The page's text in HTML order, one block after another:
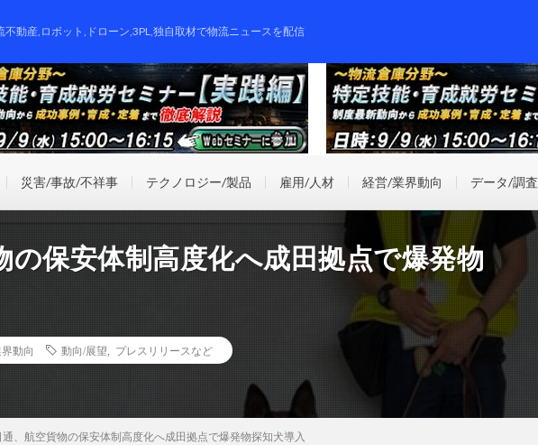
不動産,ロボット,ドローン,3PL,独自取材で物流ニュースを配信
災害/事故/不祥事 テクノロジー/製品 雇用/人材 経営/業界動向 データ/調査
の保安体制高度化へ成田拠点で爆発物
動向 動向/展望 プレスリリースなど
通、航空貨物の保安体制高度化へ成田拠点で爆発物探知犬導入